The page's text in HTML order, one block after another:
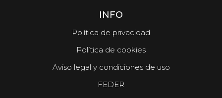
INFO
Política de privacidad
Política de cookies
Aviso legal y condiciones de uso
FEDER